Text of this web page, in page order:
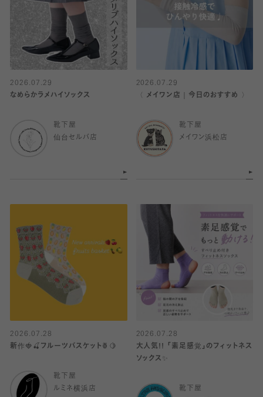
2026.07.29
なめらかラメハイソックス
靴下屋
仙台セルバ店
2026.07.29
〈 メイワン店｜今日のおすすめ 〉
靴下屋
メイワン浜松店
2026.07.28
新作🍓🍒フルーツバスケット🍍🍋
靴下屋
ルミネ横浜店
2026.07.28
大人気!! 「素足感覚」のフィットネス
ソックス✨️
靴下屋